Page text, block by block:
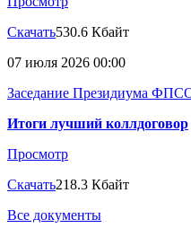
Скачать530.6 Кбайт
07 июля 2026 00:00
Заседание Президиума
Итоги лучший коллдоговор
Просмотр
Скачать218.3 Кбайт
Все документы